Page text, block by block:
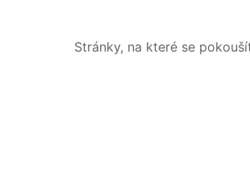
Stránky, na které se